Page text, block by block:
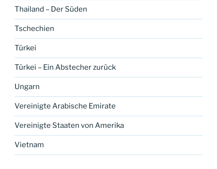
Thailand – Der Süden
Tschechien
Türkei
Türkei – Ein Abstecher zurück
Ungarn
Vereinigte Arabische Emirate
Vereinigte Staaten von Amerika
Vietnam